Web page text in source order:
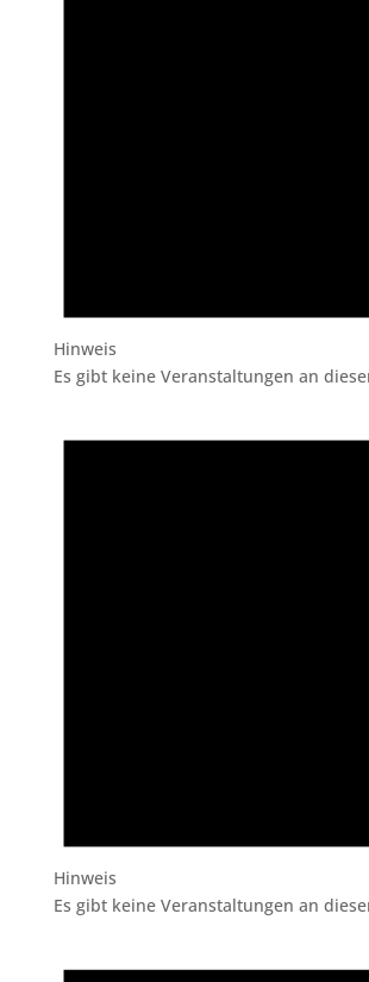
Hinweis
Es gibt keine Veranstaltungen an
Hinweis
Es gibt keine Veranstaltungen an